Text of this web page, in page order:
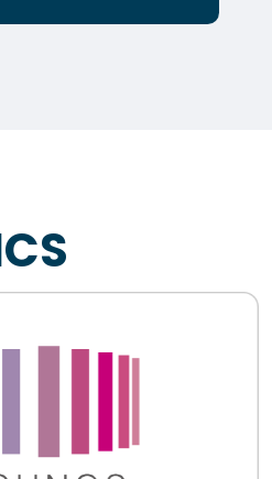
All Rights Reserved.